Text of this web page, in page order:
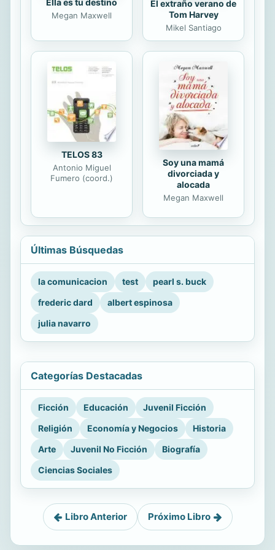
Ella es tu destino
Megan Maxwell
El extraño verano de
Tom Harvey
Mikel Santiago
TELOS 83
Antonio Miguel
Fumero (coord.)
Soy una mamá
divorciada y
alocada
Megan Maxwell
Últimas Búsquedas
la comunicacion test
pearl s. buck
frederic dard
albert espinosa
julia navarro
Categorías Destacadas
Ficción Educación
Juvenil Ficción
Religión
Economía y Negocios
Historia
Arte
Juvenil No Ficción
Biografía
Ciencias Sociales
Libro Anterior Próximo Libro